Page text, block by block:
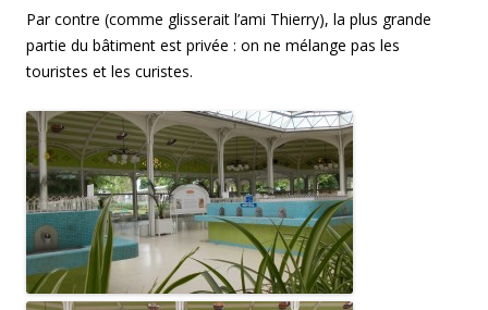
Par contre (comme glisserait l’ami Thierry), la plus grande
partie du bâtiment est privée : on ne mélange pas les
touristes et les curistes.